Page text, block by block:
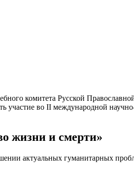
комитета Русской
участие во II международной
жизни и смерти»
актуальных гуманитарных